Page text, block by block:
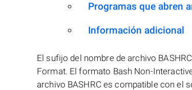
Programas que abren
Información adicional
El sufijo del nombre de archivo
Format. El formato Bash Non-
archivo BASHRC es compatible con el